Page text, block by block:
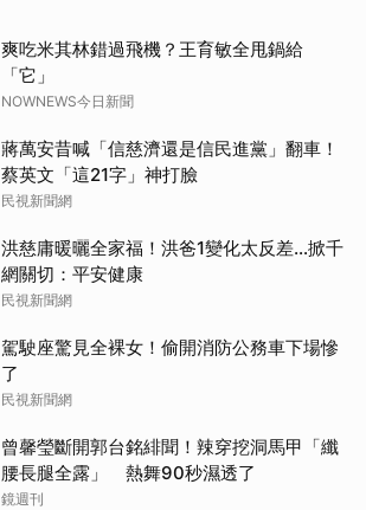
爽吃米其林錯過飛機？王育敏全甩鍋給
「它」
NOWNEWS今日新聞
蔣萬安昔喊「信慈濟還是信民進黨」翻車！
蔡英文「這21字」神打臉
民視新聞網
洪慈庸暖曬全家福！洪爸1變化太反差…掀千
網關切：平安健康
民視新聞網
駕駛座驚見全裸女！偷開消防公務車下場慘
了
民視新聞網
曾馨瑩斷開郭台銘緋聞！辣穿挖洞馬甲「纖
腰長腿全露」 熱舞90秒濕透了
鏡週刊